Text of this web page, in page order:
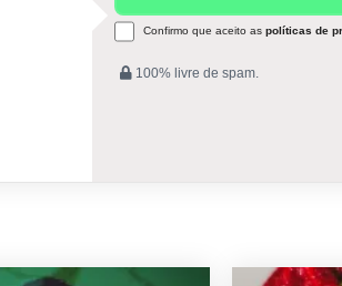
Confirmo que aceito as políticas de
100% livre de spam.